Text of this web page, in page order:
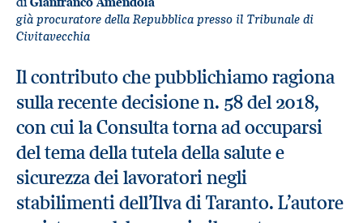
già procuratore della Repubblica presso il Tribunale di
Civitavecchia
Il contributo che pubblichiamo ragiona
sulla recente decisione n. 58 del 2018,
con cui la Consulta torna ad occuparsi
del tema della tutela della salute e
sicurezza dei lavoratori negli
stabilimenti dell’Ilva di Taranto. L’autore